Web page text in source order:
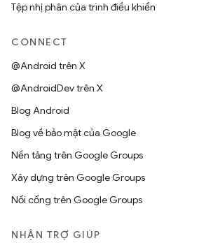
Tệp nhị phân của trình điều khiển
CONNECT
@Android trên X
@AndroidDev trên X
Blog Android
Blog về bảo mật của Google
Nền tảng trên Google Groups
Xây dựng trên Google Groups
Nối cổng trên Google Groups
NHẬN TRỢ GIÚP